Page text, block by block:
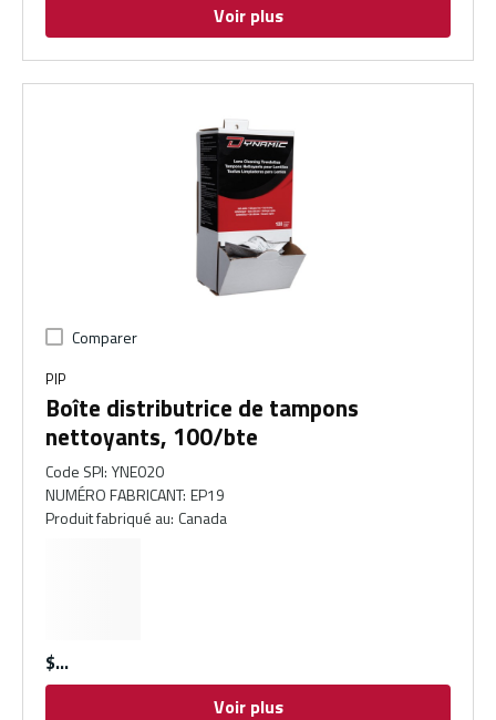
Voir plus
Comparer
PIP
Boîte distributrice de tampons
nettoyants, 100/bte
Code SPI: YNE020
NUMÉRO FABRICANT: EP19
Produit fabriqué au: Canada
$
Voir plus